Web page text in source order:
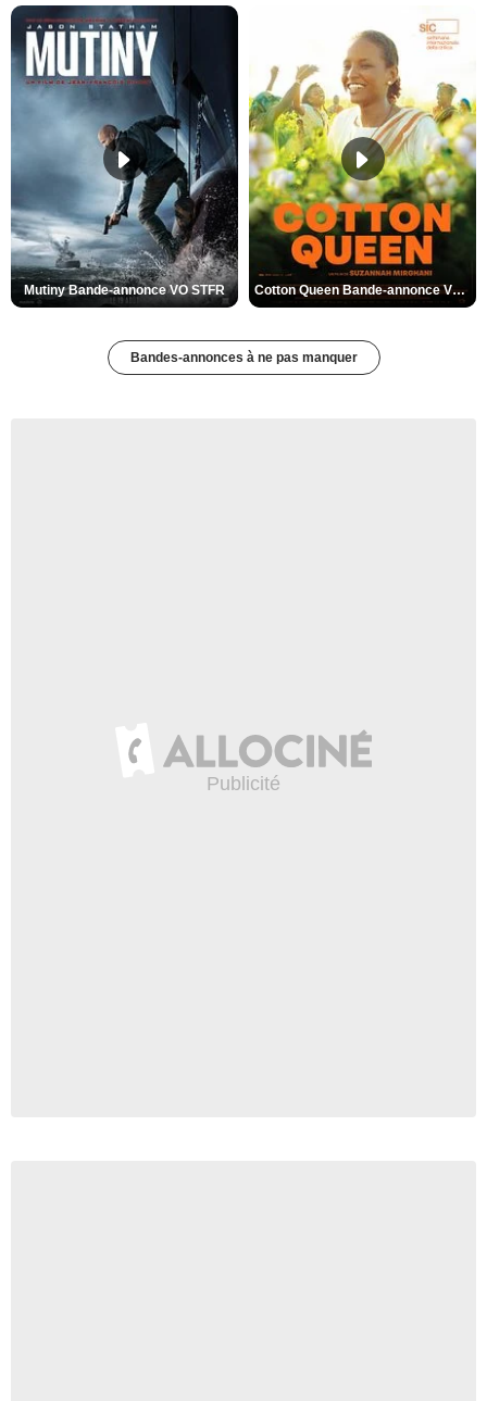
Mutiny Bande-annonce VO STFR Cotton Queen Bande-annonce VO STFR
Bandes-annonces à ne pas manquer